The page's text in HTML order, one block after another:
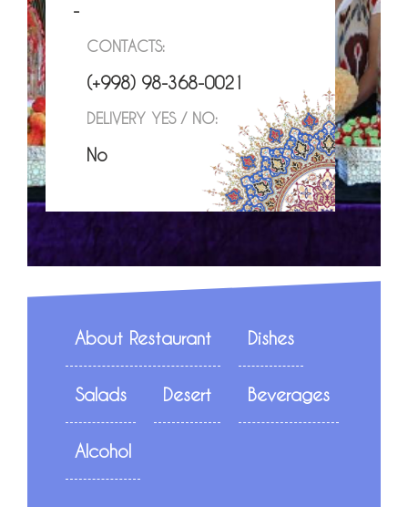
-
CONTACTS:
(+998) 98-368-0021
DELIVERY YES / NO:
No
About Restaurant Dishes
Salads Desert Beverages
Alcohol